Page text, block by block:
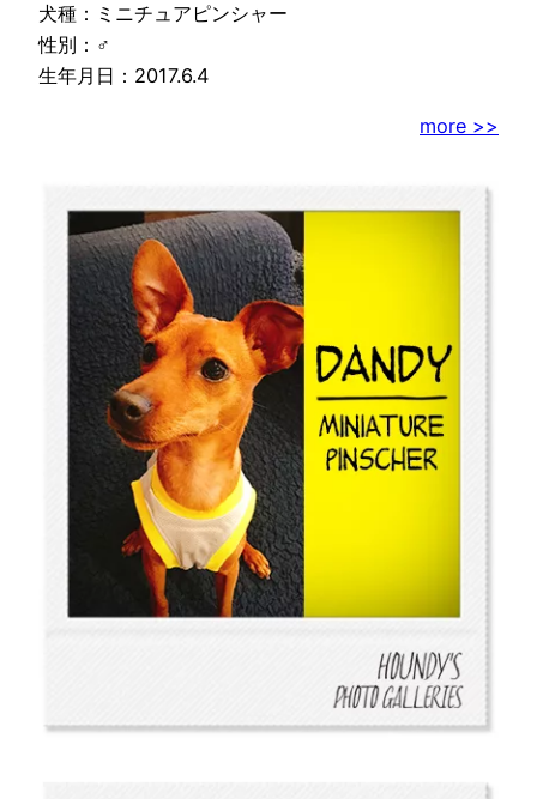
犬種：ミニチュアピンシャー
性別：♂
生年月日：2017.6.4
more >>